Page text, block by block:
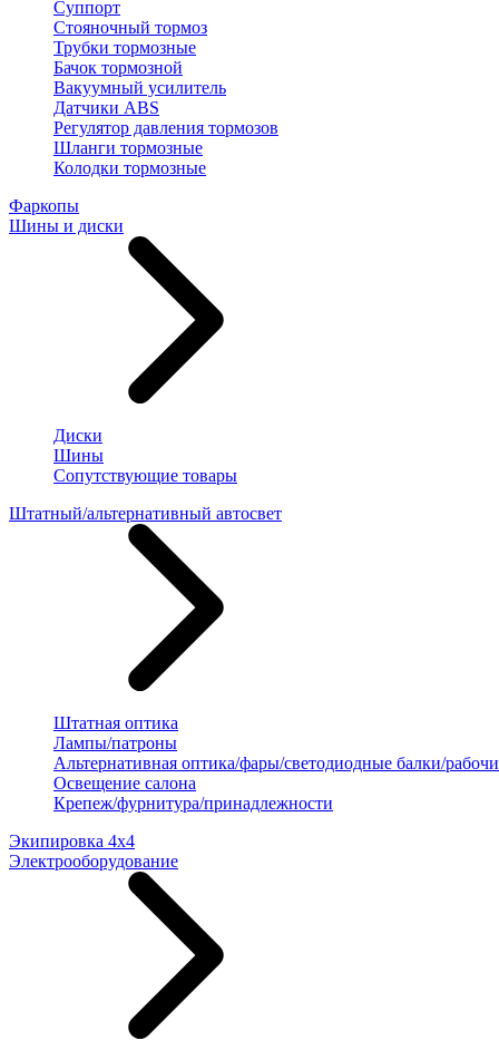
Суппорт
Стояночный тормоз
Трубки тормозные
Бачок тормозной
Вакуумный усилитель
Датчики ABS
Регулятор давления тормозов
Шланги тормозные
Колодки тормозные
Фаркопы
Шины и диски
Диски
Шины
Сопутствующие товары
Штатный/альтернативный автосвет
Штатная оптика
Лампы/патроны
Альтернативная оптика/фары/светодиодные балки/
Освещение салона
Крепеж/фурнитура/принадлежности
Экипировка 4х4
Электрооборудование